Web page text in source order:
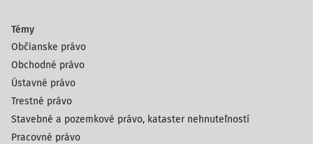
Témy
Občianske právo
Obchodné právo
Ústavné právo
Trestné právo
Stavebné a pozemkové právo, kataster nehnuteľností
Pracovné právo